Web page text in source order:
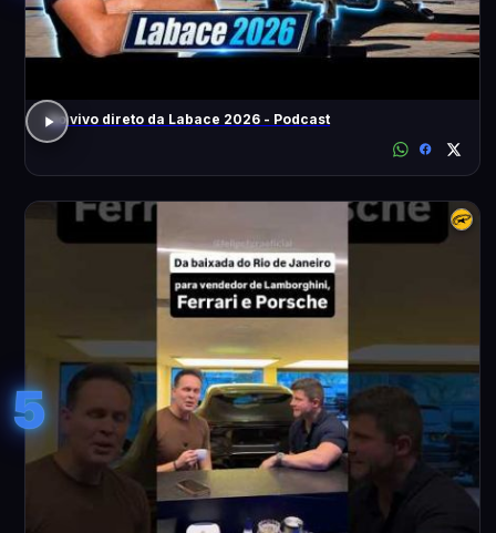
Ao vivo direto da Labace 2026 - Podcast
5